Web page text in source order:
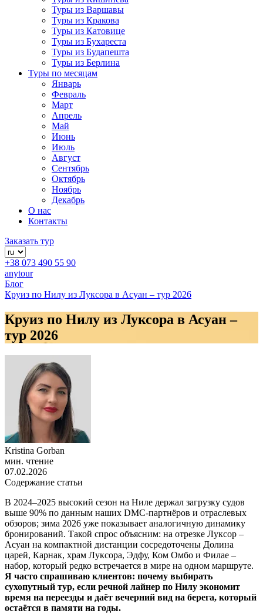
Туры из Варшавы
Туры из Кракова
Туры из Катовице
Туры из Бухареста
Туры из Будапешта
Туры из Берлина
Туры по месяцам
Январь
Февраль
Март
Апрель
Май
Июнь
Июль
Август
Сентябрь
Октябрь
Ноябрь
Декабрь
О нас
Контакты
Заказать тур
+38 073 490 55 90
anytour
Блог
Круиз по Нилу из Луксора в Асуан – тур 2026
Круиз по Нилу из Луксора в Асуан –
тур 2026
Kristina Gorban
мин. чтение
07.02.2026
Содержание статьи
В 2024–2025 высокий сезон на Ниле держал загрузку судов
выше 90% по данным наших DMC‑партнёров и отраслевых
обзоров; зима 2026 уже показывает аналогичную динамику
бронирований. Такой спрос объясним: на отрезке Луксор –
Асуан на компактной дистанции сосредоточены Долина
царей, Карнак, храм Луксора, Эдфу, Ком Омбо и Филае –
набор, который редко встречается в мире на одном маршруте.
Я часто спрашиваю клиентов: почему выбирать
сухопутный тур, если речной лайнер по Нилу экономит
время на переезды и даёт вечерний вид на берега, который
остаётся в памяти на годы.